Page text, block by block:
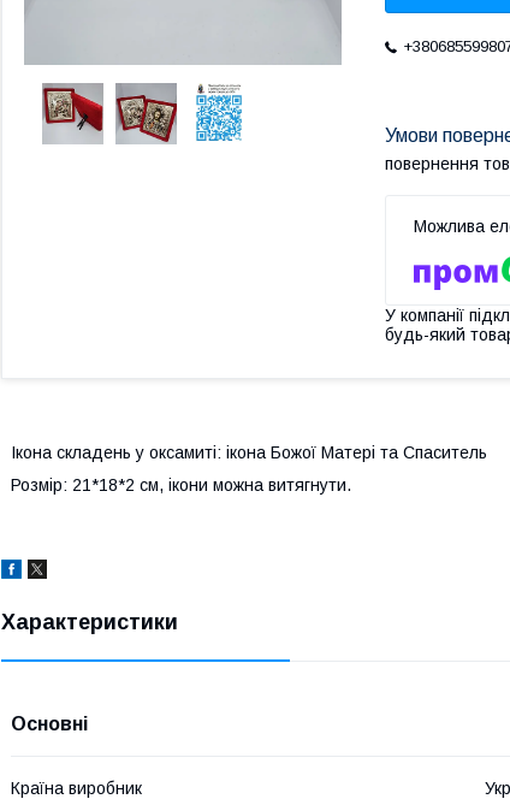
повернення
У компанії
будь-який
Ікона складень у оксамиті: ікона Божої Матері та Спаситель
Розмір: 21*18*2 см, ікони можна витягнути.
Характеристики
Основні
Країна виробник